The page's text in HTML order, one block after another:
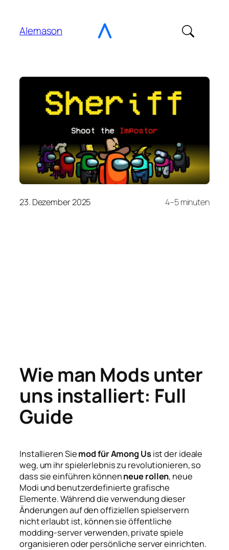
Content
Alemason
23. Dezember 2025 4–5 minuten
Wie man Mods unter
uns installiert: Full
Guide
Installieren Siemod für Among Usist der ideale
weg, um ihr spielerlebnis zu revolutionieren, so
dass sie einführen könnenneue rollen, neue
Modi und benutzerdefinierte grafische
Elemente. Während die verwendung dieser
Änderungen auf den offiziellen spielservern
nicht erlaubt ist, können sie öffentliche
modding-server verwenden, private spiele
organisieren oder persönliche server einrichten.